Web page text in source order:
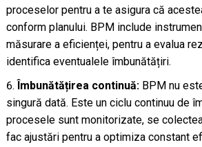
proceselor pentru a te asigura că
conform planului. BPM include
măsurare a eficienței, pentru a evalua
identifica eventualele îmbunătățiri.
Îmbunătățirea continuă:BPM nu
singură dată. Este un ciclu continuu de
procesele sunt monitorizate, se
fac ajustări pentru a optimiza constant